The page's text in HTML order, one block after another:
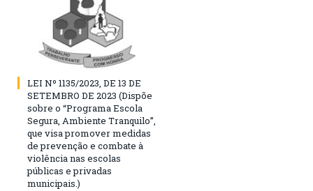
LEI Nº 1135/2023, DE 13 DE
SETEMBRO DE 2023 (Dispõe
sobre o “Programa Escola
Segura, Ambiente Tranquilo”,
que visa promover medidas
de prevenção e combate à
violência nas escolas
públicas e privadas
municipais.)